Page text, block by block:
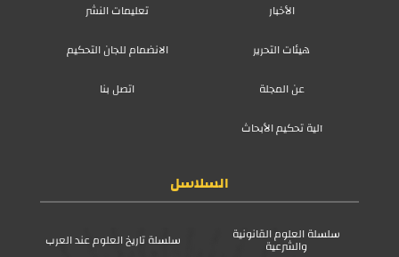
الأخبار
تعليمات النشر
هيئات التحرير
الانضمام للجان التحكيم
عن المجلة
اتصل بنا
آلية تحكيم الأبحاث
السلاسل
سلسلة العلوم القانونية
والشرعية
سلسلة تاريخ العلوم عند العرب